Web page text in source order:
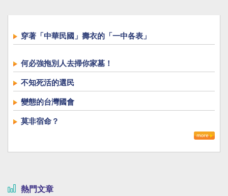
穿著「中華民國」壽衣的「一中各表」
何必強拖別人去掃你家墓！
不知死活的選民
變態的台灣國會
莫非宿命？
熱門文章